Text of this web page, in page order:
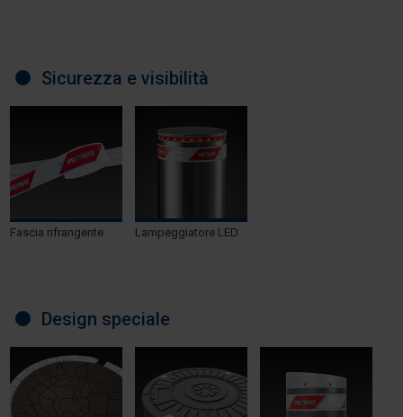
Sicurezza e visibilità
Fascia rifrangente Lampeggiatore LED
Design speciale